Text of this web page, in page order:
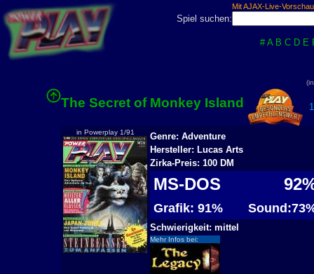
Mit AJAX-Live-
Spiel suchen:
# A B C D E
The Secret of Monkey Island
in Powerplay 1/91
Genre: Adventure
Hersteller: Lucas Arts
Zirka-Preis: 100 DM
MS-DOS
Grafik: 91%
Schwierigkeit: mittel
Mehr Infos bei: